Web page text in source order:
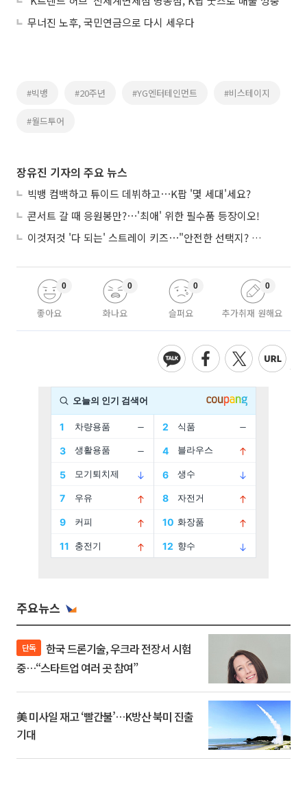
무너진 노후, 국민연금으로 다시 세우다
#빅뱅 #20주년 #YG엔터테인먼트 #비스테이지
#월드투어
장유진 기자의 주요 뉴스
빅뱅 컴백하고 튜이드 데뷔하고⋯K팝 '몇 세대'세요?
콘서트 갈 때 응원봉만?⋯'최애' 위한 필수품 등장이오!
이것저것 '다 되는' 스트레이 키즈⋯"안전한 선택지? 도전이 재밌죠"
좋아요
0
화나요
0
슬퍼요
0
추가취재 원해요
0
주요뉴스
단독
중…“스타트업 여러 곳 참여”
美 미사일 재고 ‘빨간불’…K방산 북미 진출
기대